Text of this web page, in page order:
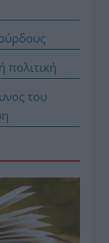
πολιτική
του